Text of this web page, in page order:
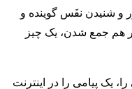
شنیدن نفَس گوینده و
هم جمع شدن، یک چیز
یک پیامی را در اینترنت